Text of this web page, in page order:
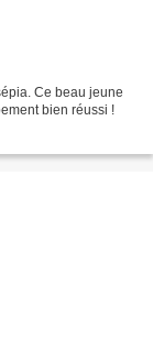
Ce beau jeune
bien réussi !